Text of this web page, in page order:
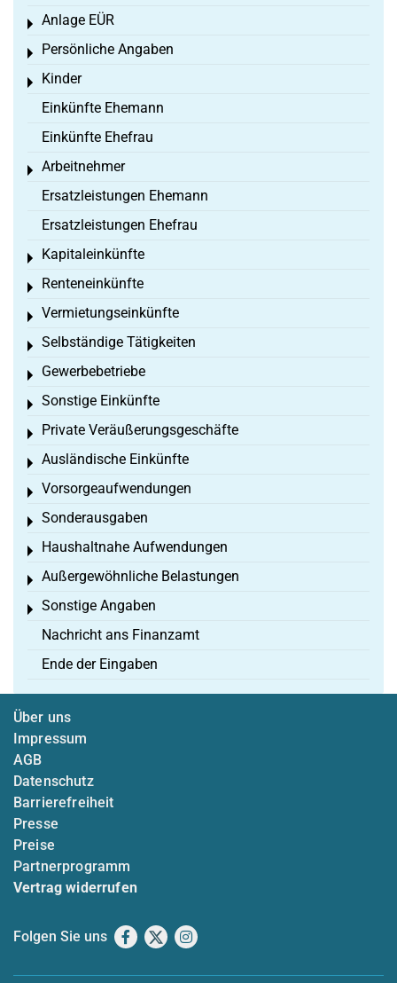
Anlage EÜR
Toggle menu
Persönliche Angaben
Toggle menu
Kinder
Toggle menu
Einkünfte Ehemann
Einkünfte Ehefrau
Arbeitnehmer
Toggle menu
Ersatzleistungen Ehemann
Ersatzleistungen Ehefrau
Kapitaleinkünfte
Toggle menu
Renteneinkünfte
Toggle menu
Vermietungseinkünfte
Toggle menu
Selbständige Tätigkeiten
Toggle menu
Gewerbebetriebe
Toggle menu
Sonstige Einkünfte
Toggle menu
Private Veräußerungsgeschäfte
Toggle menu
Ausländische Einkünfte
Toggle menu
Vorsorgeaufwendungen
Toggle menu
Sonderausgaben
Toggle menu
Haushaltnahe Aufwendungen
Toggle menu
Außergewöhnliche Belastungen
Toggle menu
Sonstige Angaben
Toggle menu
Nachricht ans Finanzamt
Ende der Eingaben
Über uns
Impressum
AGB
Datenschutz
Barrierefreiheit
Presse
Preise
Partnerprogramm
Vertrag widerrufen
Folgen Sie uns Facebook
X Instagram